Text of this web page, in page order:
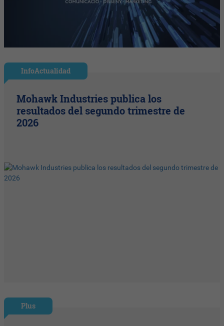
InfoActualidad
Mohawk Industries publica los
resultados del segundo trimestre de
2026
Plus